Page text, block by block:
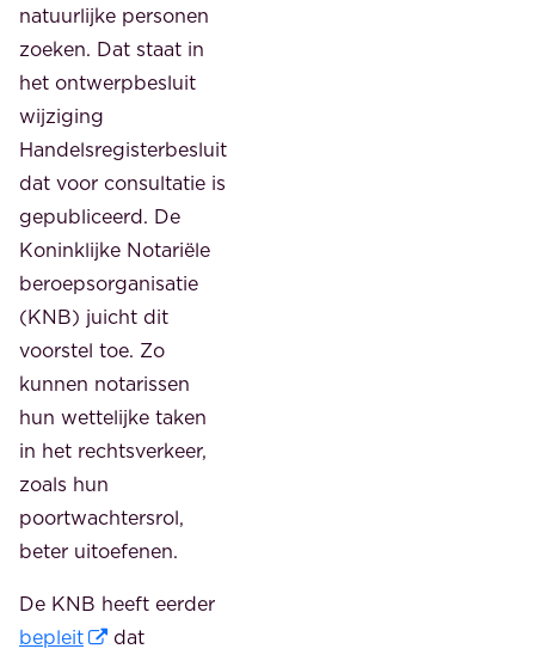
natuurlijke personen
zoeken. Dat staat in
het ontwerpbesluit
wijziging
Handelsregisterbesluit
dat voor consultatie is
gepubliceerd. De
Koninklijke Notariële
beroepsorganisatie
(KNB) juicht dit
voorstel toe. Zo
kunnen notarissen
hun wettelijke taken
in het rechtsverkeer,
zoals hun
poortwachtersrol,
beter uitoefenen.
De KNB heeft eerder
bepleit
dat